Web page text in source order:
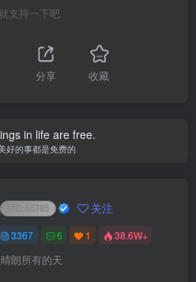
支持一下吧
分享 收藏
in life are free.
好的事都是免费的
65785 关注
3367 6 1 38.6W+
朗所有的天